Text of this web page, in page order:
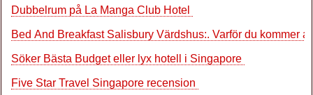
Dubbelrum på La Manga Club Hotel
Bed And Breakfast Salisbury Värdshus:. Varför du kommer
Söker Bästa Budget eller lyx hotell i Singapore
Five Star Travel Singapore recension